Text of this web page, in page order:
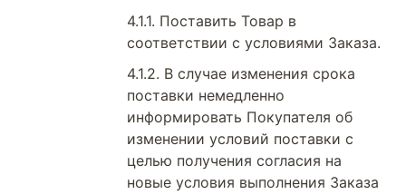
Поставить Товар в
соответствии с условиями Заказа.
В случае изменения срока
поставки немедленно
информировать Покупателя об
изменении условий поставки с
целью получения согласия на
новые условия выполнения Заказа